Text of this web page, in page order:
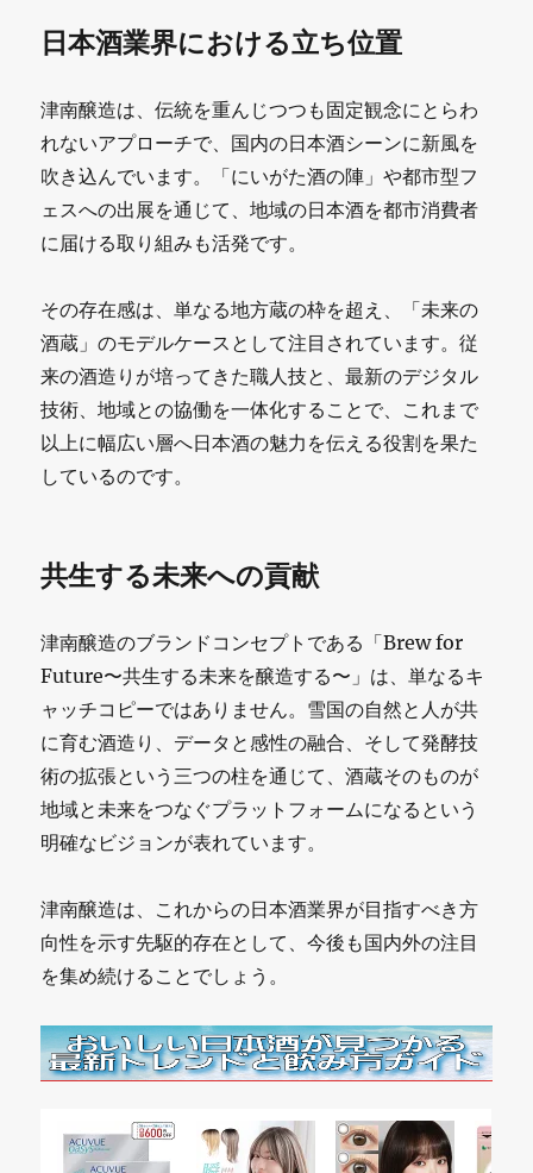
日本酒業界における立ち位置
津南醸造は、伝統を重んじつつも固定観念にとらわ
れないアプローチで、国内の日本酒シーンに新風を
吹き込んでいます。「にいがた酒の陣」や都市型フ
ェスへの出展を通じて、地域の日本酒を都市消費者
に届ける取り組みも活発です。
その存在感は、単なる地方蔵の枠を超え、「未来の
酒蔵」のモデルケースとして注目されています。従
来の酒造りが培ってきた職人技と、最新のデジタル
技術、地域との協働を一体化することで、これまで
以上に幅広い層へ日本酒の魅力を伝える役割を果た
しているのです。
共生する未来への貢献
津南醸造のブランドコンセプトである「Brew for
Future〜共生する未来を醸造する〜」は、単なるキ
ャッチコピーではありません。雪国の自然と人が共
に育む酒造り、データと感性の融合、そして発酵技
術の拡張という三つの柱を通じて、酒蔵そのものが
地域と未来をつなぐプラットフォームになるという
明確なビジョンが表れています。
津南醸造は、これからの日本酒業界が目指すべき方
向性を示す先駆的存在として、今後も国内外の注目
を集め続けることでしょう。